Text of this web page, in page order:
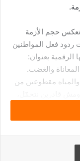
حجم الأزمة
ردود فعل المواطنين
بعنوان:
والغضب.
والمياه مقطوعين من
أعصابه، فقال:
بنموت”. وأكدت منة
حل أسرع”. هذه
التي فرضها غياب
طباعة